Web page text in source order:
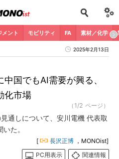
メント モビリティ FA 素材／化学
2025年2月13日
国でもAI需要が興る、
化市場
（1/2 ページ）
通しについて、安川電機 代表取
た。
[ 長沢正博 ，MONOist]
PC用表示
関連情報